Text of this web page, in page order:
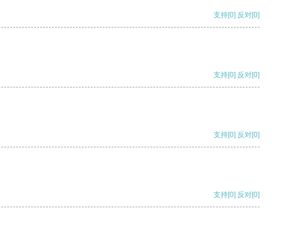
支持[0] 反对[0]
支持[0] 反对[0]
支持[0] 反对[0]
支持[0] 反对[0]